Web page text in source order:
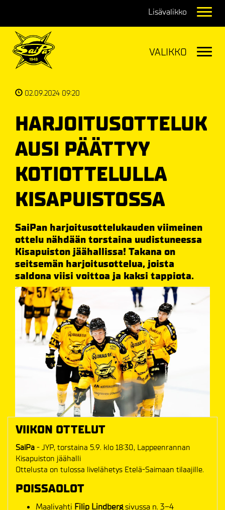
02.09.2024 09:20
HARJOITUSOTTELUK
AUSI PÄÄTTYY
KOTIOTTELULLA
KISAPUISTOSSA
SaiPan harjoitusottelukauden viimeinen
ottelu nähdään torstaina uudistuneessa
Kisapuiston jäähallissa! Takana on
seitsemän harjoitusottelua, joista
saldona viisi voittoa ja kaksi tappiota.
VIIKON OTTELUT
SaiPa - JYP, torstaina 5.9. klo 18:30, Lappeenrannan
Kisapuiston jäähalli
Ottelusta on tulossa livelähetys Etelä-Saimaan tilaajille.
POISSAOLOT
Maalivahti Filip Lindbergsivussa n. 3–4